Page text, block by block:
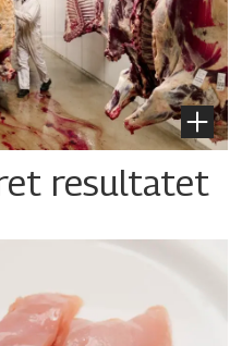
resultatet